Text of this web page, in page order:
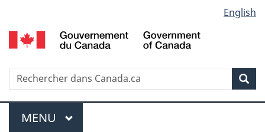
au
contenu
propos
de
la
HTML
simplifiée
selection
English
Recherche
Menu
MENU PRINCIPAL